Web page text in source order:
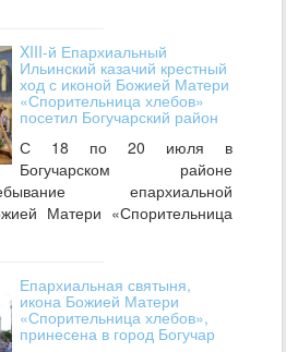
XIII-й Епархиальный
Ильинский казачий крестный
ход с иконой Божией Матери
«Спорительница хлебов»
посетил Богучарский район
С 18 по 20 июля в
Богучарском районе
епархиальной
Матери «Спорительница
Епархиальная святыня,
икона Божией Матери
«Спорительница хлебов»,
принесена в город Богучар